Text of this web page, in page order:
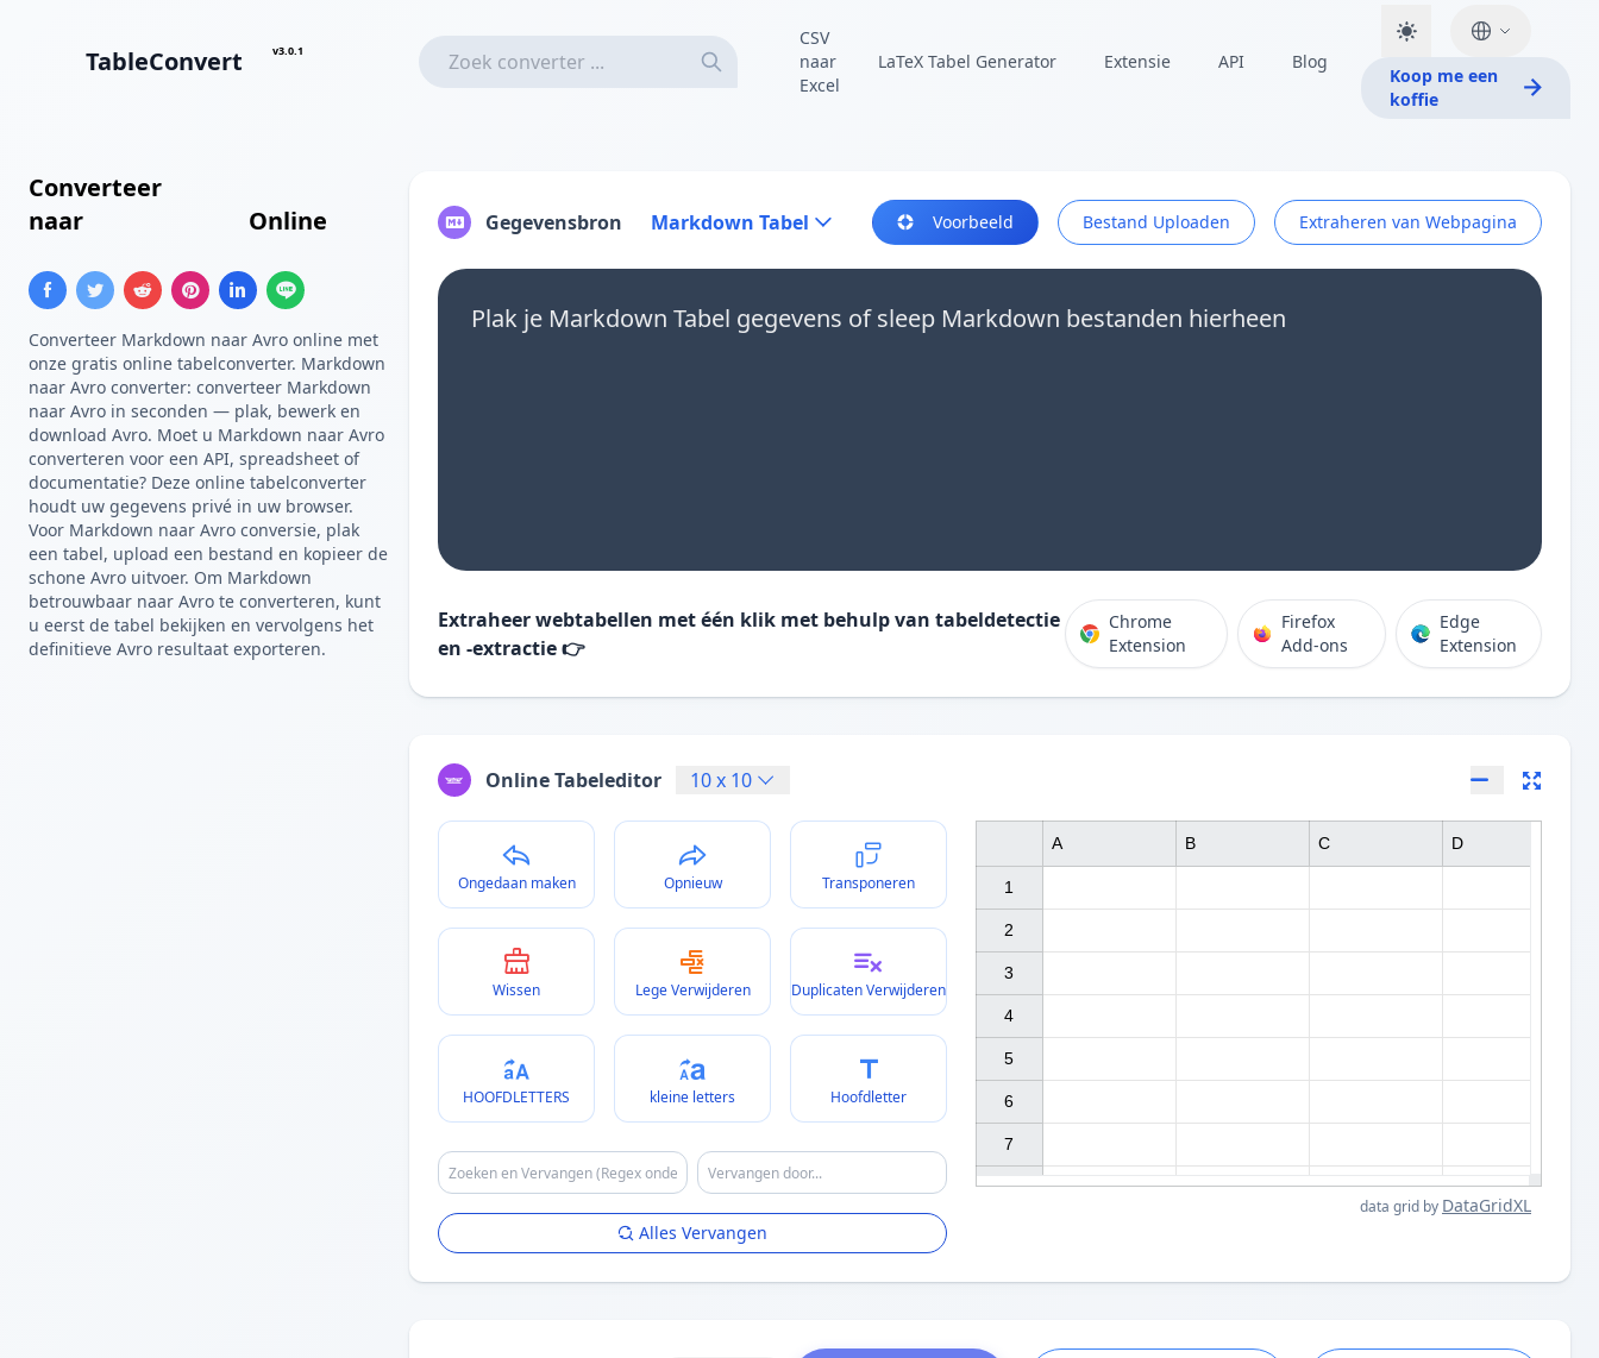
TableConvert v3.0.1
CSV
naar
Excel
LaTeX Tabel Generator Extensie API Blog
Koop me een
koffie
Converteer
naar
Online
Converteer Markdown naar Avro online met
onze gratis online tabelconverter. Markdown
naar Avro converter: converteer Markdown
naar Avro in seconden — plak, bewerk en
download Avro. Moet u Markdown naar Avro
converteren voor een API, spreadsheet of
documentatie? Deze online tabelconverter
houdt uw gegevens privé in uw browser.
Voor Markdown naar Avro conversie, plak
een tabel, upload een bestand en kopieer de
schone Avro uitvoer. Om Markdown
betrouwbaar naar Avro te converteren, kunt
u eerst de tabel bekijken en vervolgens het
definitieve Avro resultaat exporteren.
Gegevensbron Markdown Tabel Voorbeeld Bestand Uploaden Extraheren van Webpagina
Plak je Markdown Tabel gegevens of sleep Markdown bestanden hierheen
Extraheer webtabellen met één klik met behulp van tabeldetectie
en -extractie 👉
Chrome
Extension
Firefox
Add-ons
Edge
Extension
Online Tabeleditor 10x 10
Ongedaan maken Opnieuw Transponeren
Wissen Lege Verwijderen Duplicaten Verwijderen
HOOFDLETTERS kleine letters Hoofdletter
Alles Vervangen
1
2
3
4
5
6
7
A B C D
data grid by DataGridXL